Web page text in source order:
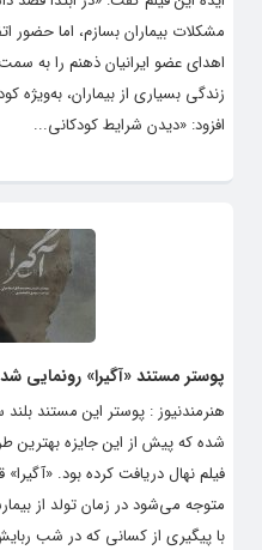
مشکلات بیماران بسازم، اما حضور
اهدای عضو ایرانیان ذهنم را به
زندگی بسیاری از بیماران،
افزود: «دیدن شرایط کودکانی...
پوستر مستند «آگیرا» رونمایی شد
هنرمندنیوز : پوستر این مستند
شده که پیش از این جایزه بهترین
فیلم نهال دریافت کرده بود.
متوجه می‌شود در زمان تولد از
با پیگیری از کسانی که در شب